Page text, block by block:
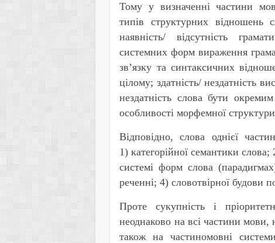
Тому у визначенні частини
типів структурних відношень
наявність/ відсутність
системних форм вираження
зв’язку та синтаксичних
цілому; здатність/ нездатність
нездатність слова бути
особливості морфемної
Відповідно, слова однієї
1) категорійної семантики
системі форм слова
реченні; 4) словотвірної будови
Проте сукупність і
неоднаково на всі частини мови,
також на частиномовні